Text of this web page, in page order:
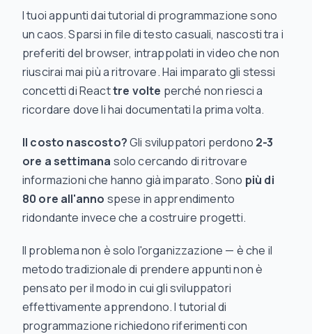
I tuoi appunti dai tutorial di programmazione sono
un caos. Sparsi in file di testo casuali, nascosti tra i
preferiti del browser, intrappolati in video che non
riuscirai mai più a ritrovare. Hai imparato gli stessi
concetti di Reacttre volte perché non riesci a
ricordare dove li hai documentati la prima volta.
Il costo nascosto?Gli sviluppatori perdono 2-3
ore a settimana solo cercando di ritrovare
informazioni che hanno già imparato. Sono più di
80 ore all'anno spese in apprendimento
ridondante invece che a costruire progetti.
Il problema non è solo l'organizzazione — è che il
metodo tradizionale di prendere appunti non è
pensato per il modo in cui gli sviluppatori
effettivamente apprendono. I tutorial di
programmazione richiedono riferimenti con